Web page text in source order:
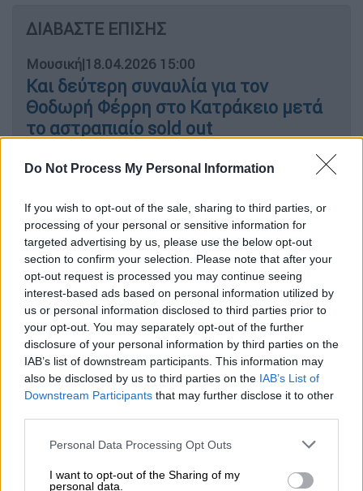
Do Not Process My Personal Information
If you wish to opt-out of the sale, sharing to third parties, or
processing of your personal or sensitive information for
targeted advertising by us, please use the below opt-out
section to confirm your selection. Please note that after your
opt-out request is processed you may continue seeing
interest-based ads based on personal information utilized by
us or personal information disclosed to third parties prior to
your opt-out. You may separately opt-out of the further
disclosure of your personal information by third parties on the
IAB’s list of downstream participants. This information may
also be disclosed by us to third parties on the IAB’s List of
Downstream Participants that may further disclose it to other
Please note that this website/app uses one or more Google
not limited to your visit or usage behaviour. You may click to
Personal Data Processing Opt Outs
I want to opt-out of the Sharing of my
personal data.
ΔΙΑΒΑΣΤΕ ΕΠΙΣΗΣ
Μουσική|18.04.2026 15:00
Και δεύτερη συναυλία για τον
Θοδωρή Φέρρη στο Κατράκειο μετά
το αστραπιαίο sold out
Μια βραδιά γεμάτη μουσική
Με ένα πρόγραμμα γεμάτο reggae, ska, latin,
rock και ελληνικά στοιχεία, τοσυγκρότημα
υπόσχεται μια βραδιά που θα μετατραπεί σε
ένα μεγάλο μουσικό πάρτι, με το κοινό να
συμμετέχει ενεργά από την πρώτη στιγμή
Αγαπημένα τραγούδια όπως «Δεν κάνει κρύο
στην Ελλάδα», «Μαγικό χαλί» και «80’s»
αναμένεται να ξεσηκώσουν το κοινό, σε ένα
live που συνδυάζει rap, ska, reggae, hip-hop
και dub.